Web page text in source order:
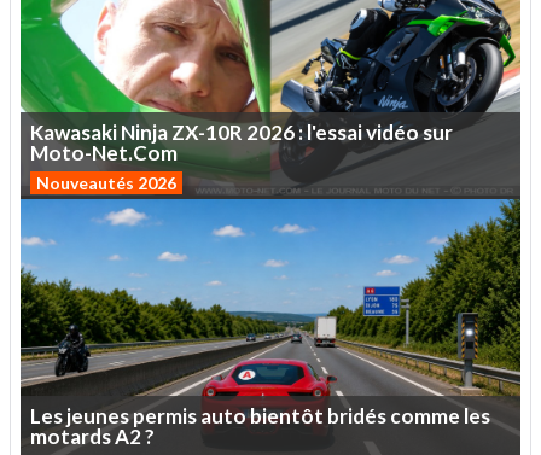
KawasakiNinjaZX-10R2026:l'essaividéosur
Moto-Net.Com
Nouveautés 2026
Lesjeunespermisautobientôt bridéscommeles
motardsA2?